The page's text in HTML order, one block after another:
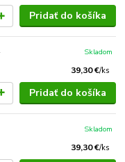
Pridať do košíka
39,30 €/ks
Skladom
Pridať do košíka
39,30 €/ks
Skladom